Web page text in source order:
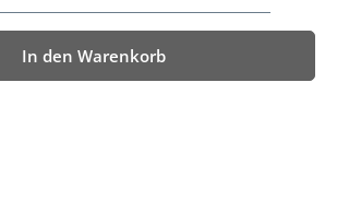
In den Warenkorb